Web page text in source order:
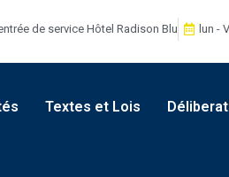
de service Hôtel Radison Blu lun -
Textes et Lois